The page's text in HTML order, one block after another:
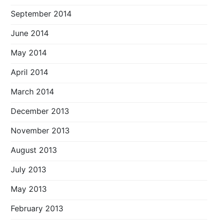
September 2014
June 2014
May 2014
April 2014
March 2014
December 2013
November 2013
August 2013
July 2013
May 2013
February 2013